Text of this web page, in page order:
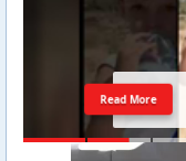
Read More